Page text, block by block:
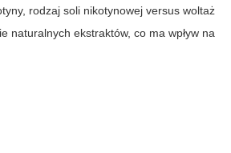
rodzaj soli nikotynowej versus woltaż
naturalnych ekstraktów, co ma wpływ na